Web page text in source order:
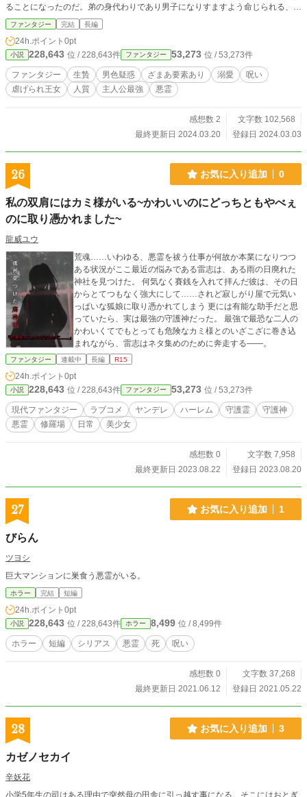
ることになったのだ。弟の身代わりであり男子になりすますよう命じられる、ベ
ッティーナはこれを受ける。 作家になる夢があり、勉強の機会が増えると考え
たためだ。 そして彼女は隣国の王子・リナルドの屋敷にて生活することとな
る。彼は執事のフラヴィオと懇意にしており、男色疑惑があった。 やたらと好
意的に接してくるリナルド王子。 彼に自分が女であることがばれないよう敬遠
していた矢先、敷地内の書庫で悪霊による霊障沙汰が起こる。 精霊と違い、悪
霊は人間から姿も見えない。そのため、霊障が起きた際は浄化魔法が施され問答
無用で消されることが一般的だ。 しかし彼らが見えるベッティーナは、それを
心を溶かしていく。 隣国の男色（？）王子と、呪われ王女が紡ぐロマンスファ
ンタジー。
ファンタジー 完結 長編
24h.ポイント 0pt
小説 228,643 位 / 228,643件 ファンタジー 53,273 位 / 53,273件
ファンタジー 生贄 男色疑惑 ざまあ要素あり 溺愛
呪い
虐げられ王女
人質 主人公最強 悪霊
感想数 2
文字数 102,568
最終更新日 2024.03.20
登録日 2024.03.03
26 お気に入り追加 0
私の双肩にはカミ様がいる~かわいいのにどっちともやべぇ
のに取り憑かれました~
龍威ユウ
荒魂……いわゆる、悪霊を祓う仕事が何故か本業になりつつ
ある状況がここ最近の悩みである雷志は、ある雨の日廃れた
神社を見つけた。 何気なく賽銭を入れて拝んだ彼は、その日
からとてつもなく強大にして……されど寂しがり屋で元気い
っぱいな狐娘に取り憑かれてしまう 更には有能な助手だと思
っていたら、実は最強の守護神だった。 最強で最恐な二人の
かわいくてでもとっても危険なカミ様とのいざこざに巻き込
まれながら、雷志はネタ集めのために奔走する――。
ファンタジー 連載中 長編 R15
24h.ポイント 0pt
小説 228,643 位 / 228,643件 ファンタジー 53,273 位 / 53,273件
現代ファンタジー ラブコメ ヤンデレ ハーレム 守護霊
守護神
悪霊
修羅場 日常 美少女
感想数 0
文字数 7,958
最終更新日 2023.08.22
登録日 2023.08.20
27 お気に入り追加 1
びらん
ツヨシ
巨大マンションに巣食う悪霊がいる。
ホラー 完結 短編
24h.ポイント 0pt
小説 228,643 位 / 228,643件 ホラー 8,499 位 / 8,499件
ホラー 短編 シリアス 悪霊 死 呪い
感想数 0
文字数 37,268
最終更新日 2021.06.12
登録日 2021.05.22
28 お気に入り追加 3
カゼノセカイ
辛妖花
小学5年生の司はある理由で突然母の田舎に引っ越す事になる。そこにはおとぎ